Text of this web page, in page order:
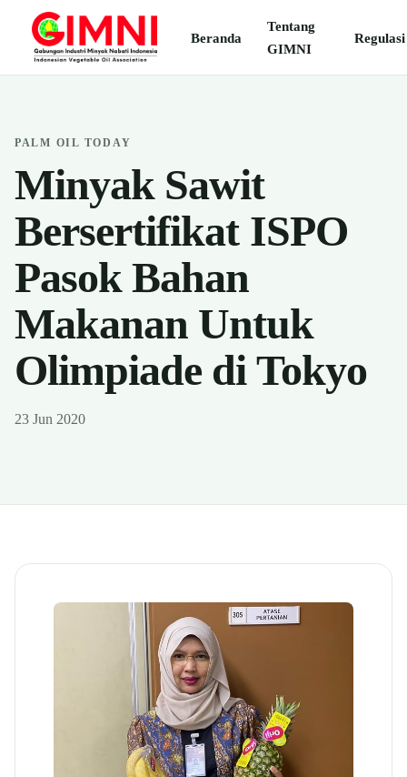
Beranda
Tentang
GIMNI
Regulasi
PALM OIL TODAY
Minyak Sawit
Bersertifikat ISPO
Pasok Bahan
Makanan Untuk
Olimpiade di Tokyo
23 Jun 2020